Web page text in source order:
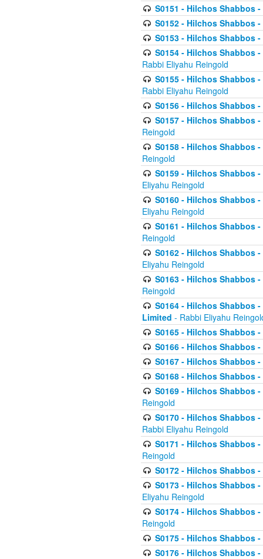
S0151 - Hilchos Shabbos
S0152 - Hilchos Shabbos
S0153 - Hilchos Shabbos
S0154 - Hilchos Shabbos
Rabbi Eliyahu Reingold
S0155 - Hilchos Shabbos
Rabbi Eliyahu Reingold
S0156 - Hilchos Shabbos
S0157 - Hilchos Shabbos
Reingold
S0158 - Hilchos Shabbos
Reingold
S0159 - Hilchos Shabbos
Eliyahu Reingold
S0160 - Hilchos Shabbos
Eliyahu Reingold
S0161 - Hilchos Shabbos
Reingold
S0162 - Hilchos Shabbos
Eliyahu Reingold
S0163 - Hilchos Shabbos
Reingold
S0164 - Hilchos Shabbos
Limited - Rabbi Eliyahu
S0165 - Hilchos Shabbos
S0166 - Hilchos Shabbos
S0167 - Hilchos Shabbos
S0168 - Hilchos Shabbos
S0169 - Hilchos Shabbos
Reingold
S0170 - Hilchos Shabbos
Rabbi Eliyahu Reingold
S0171 - Hilchos Shabbos
Reingold
S0172 - Hilchos Shabbos
S0173 - Hilchos Shabbos
Eliyahu Reingold
S0174 - Hilchos Shabbos
Reingold
S0175 - Hilchos Shabbos
S0176 - Hilchos Shabbos